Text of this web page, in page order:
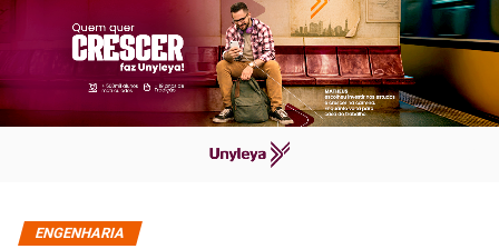
ENGENHARIA